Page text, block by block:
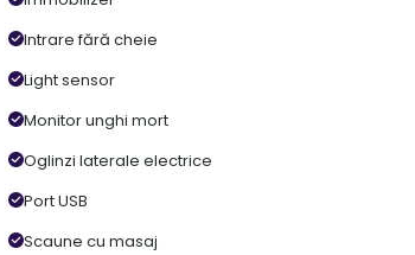
Intrare fără cheie
Light sensor
Monitor unghi mort
Oglinzi laterale electrice
Port USB
Scaune cu masaj